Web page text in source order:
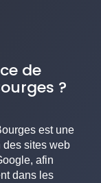
de
?
est une
sites web
afin
dans les